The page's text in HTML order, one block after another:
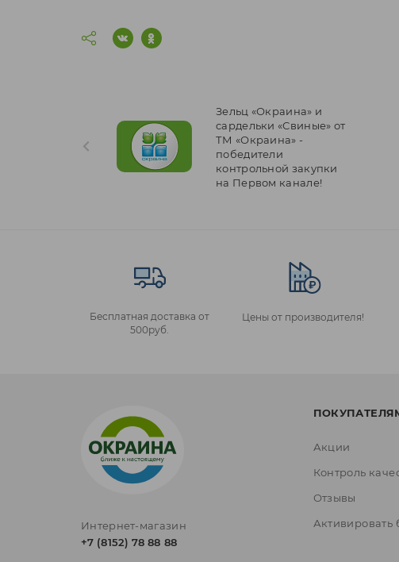
Зельц «Окраина» и
cардельки «Свиные» от
ТМ «Окраина» -
победители
контрольной закупки
на Первом канале!
Бесплатная доставка от
500руб.
Цены от производителя!
Интернет-магазин
+7 (8152) 78 88 88
Акции
Контроль
Отзывы
Активировать